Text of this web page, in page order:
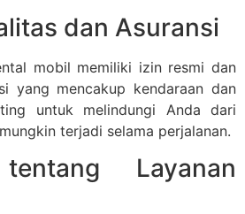
dan Asuransi
mobil memiliki izin resmi dan
yang mencakup kendaraan dan
untuk melindungi Anda dari
terjadi selama perjalanan.
Layanan